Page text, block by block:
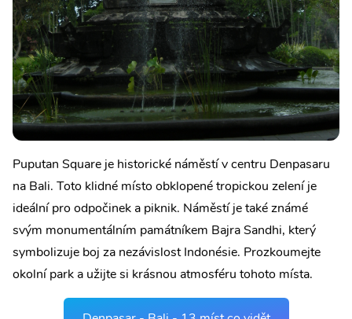
Puputan Square je historické náměstí v centru Denpasaru
na Bali. Toto klidné místo obklopené tropickou zelení je
ideální pro odpočinek a piknik. Náměstí je také známé
svým monumentálním památníkem Bajra Sandhi, který
symbolizuje boj za nezávislost Indonésie. Prozkoumejte
okolní park a užijte si krásnou atmosféru tohoto místa.